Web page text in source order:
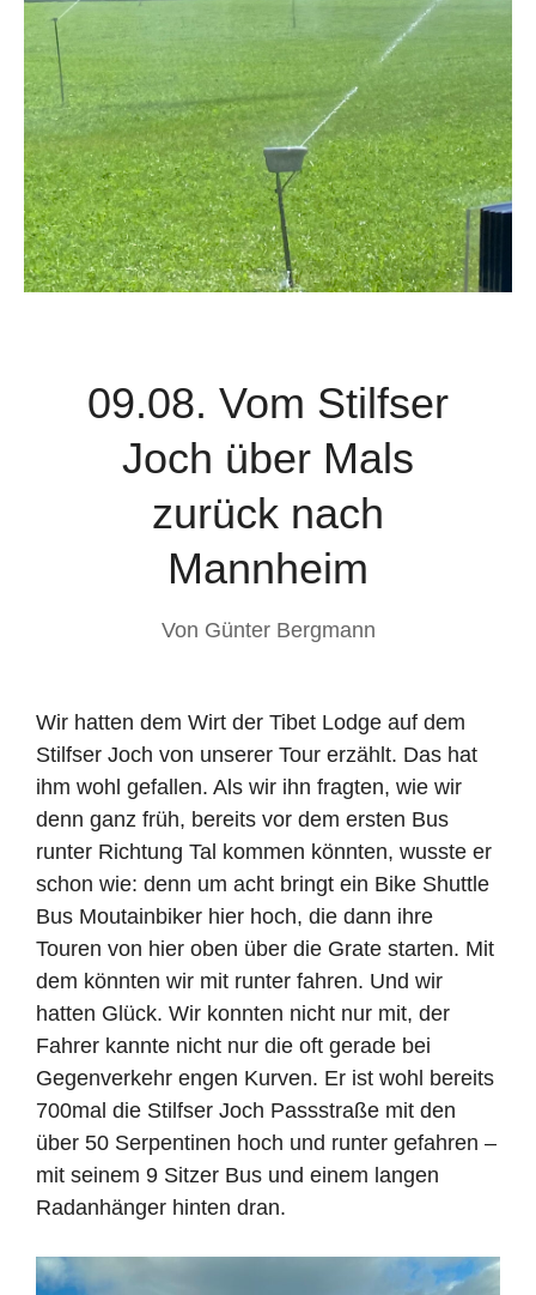
09.08. Vom Stilfser
Joch über Mals
zurück nach
Mannheim
Von Günter Bergmann
Wir hatten dem Wirt der Tibet Lodge auf dem
Stilfser Joch von unserer Tour erzählt. Das hat
ihm wohl gefallen. Als wir ihn fragten, wie wir
denn ganz früh, bereits vor dem ersten Bus
runter Richtung Tal kommen könnten, wusste er
schon wie: denn um acht bringt ein Bike Shuttle
Bus Moutainbiker hier hoch, die dann ihre
Touren von hier oben über die Grate starten. Mit
dem könnten wir mit runter fahren. Und wir
hatten Glück. Wir konnten nicht nur mit, der
Fahrer kannte nicht nur die oft gerade bei
Gegenverkehr engen Kurven. Er ist wohl bereits
700mal die Stilfser Joch Passstraße mit den
über 50 Serpentinen hoch und runter gefahren –
mit seinem 9 Sitzer Bus und einem langen
Radanhänger hinten dran.